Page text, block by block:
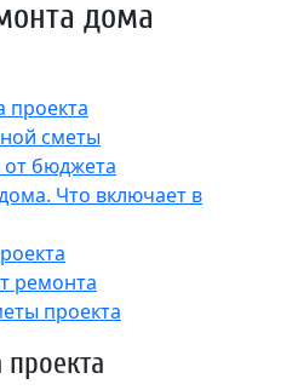
дома
проекта
сметы
бюджета
Что включает в
ремонта
проекта
проекта